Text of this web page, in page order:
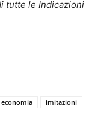
tutte le Indicazioni
economia
imitazioni